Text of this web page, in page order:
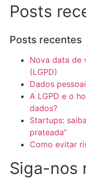
Posts
Posts recentes
Nova data de
(LGPD)
Dados
A LGPD e o
dados?
Startups:
prateada”
Como evitar
Siga-nos